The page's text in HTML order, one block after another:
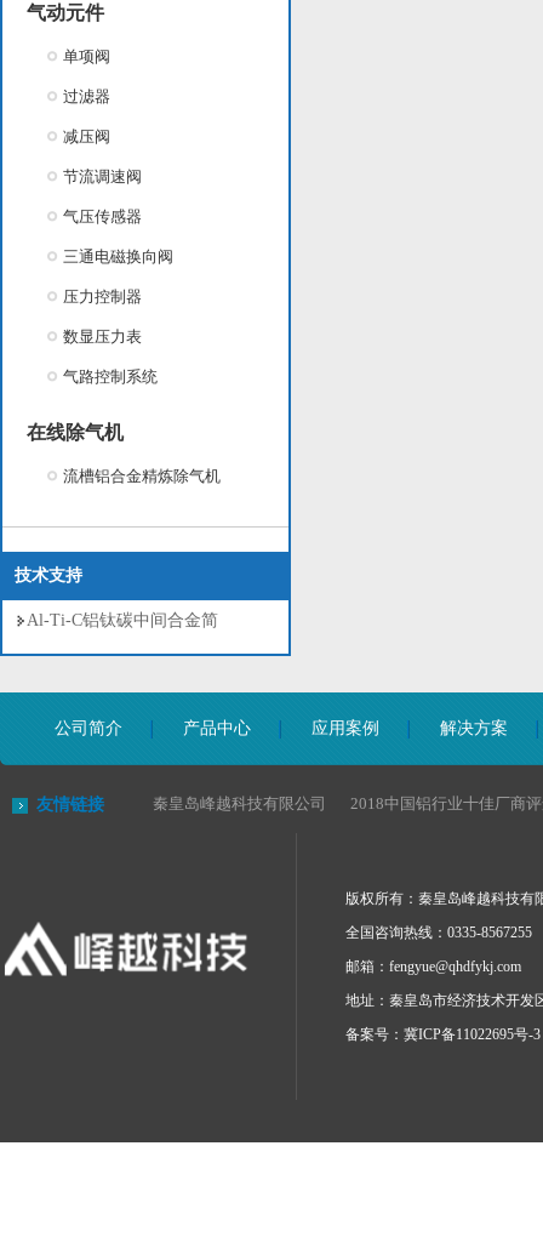
气动元件
单项阀
过滤器
减压阀
节流调速阀
气压传感器
三通电磁换向阀
压力控制器
数显压力表
气路控制系统
在线除气机
流槽铝合金精炼除气机
技术支持
Al-Ti-C铝钛碳中间合金简
公司简介 产品中心 应用案例 解决方案
友情链接 秦皇岛峰越科技有限公司 2018中国铝行业十佳厂商
版权所有：秦皇岛峰越科技有
全国咨询热线：0335-8567255
邮箱： fengyue@qhdfykj.com
地址：秦皇岛市经济技术开发
备案号： 冀ICP备11022695号-3